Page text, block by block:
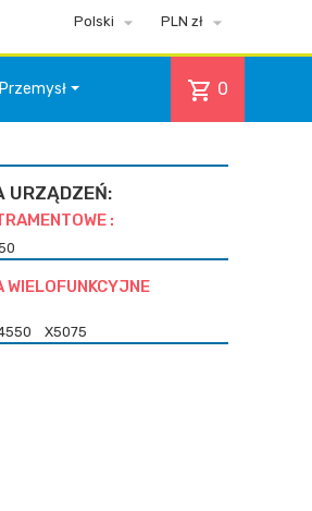
Polski  PLN zł 
shopping_cart 0
Przemysł
URZĄDZEŃ:
:
X5075